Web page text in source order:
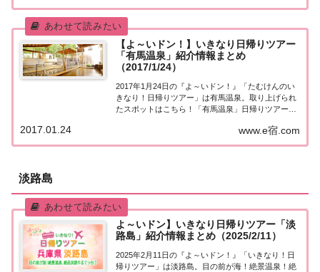
帰りツアー』のコーナー。今日の行き先は有馬温...
【よ～いドン！】いきなり日帰りツアー
「有馬温泉」紹介情報まとめ
（2017/1/24）
2017年1月24日の『よ～いドン！』「たむけんのい
きなり！日帰りツアー」は有馬温泉。取り上げられ
たスポットはこちら！「有馬温泉」日帰りツアー今
とつ、関西屈指の温泉地有馬温泉。・太閤秀吉の湯
殿!?金泉・銀泉でほっこり・名湯の町 有馬温...
www.e宿.com
2017.01.24
淡路島
よ～いドン】いきなり日帰りツアー「淡
路島」紹介情報まとめ（2025/2/11）
2025年2月11日の『よ～いドン！』「いきなり！日
帰りツアー」は淡路島。目の前が海！絶景温泉！絶